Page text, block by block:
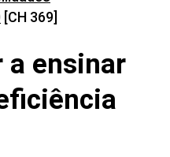
[CH 369]
a ensinar